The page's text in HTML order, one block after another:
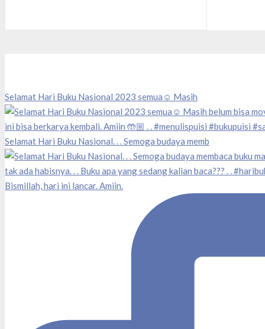
Selamat Hari Buku Nasional 2023 semua☺️ Masih
Selamat Hari Buku Nasional. . . Semoga budaya memb
Bismillah, hari ini lancar. Amiin.